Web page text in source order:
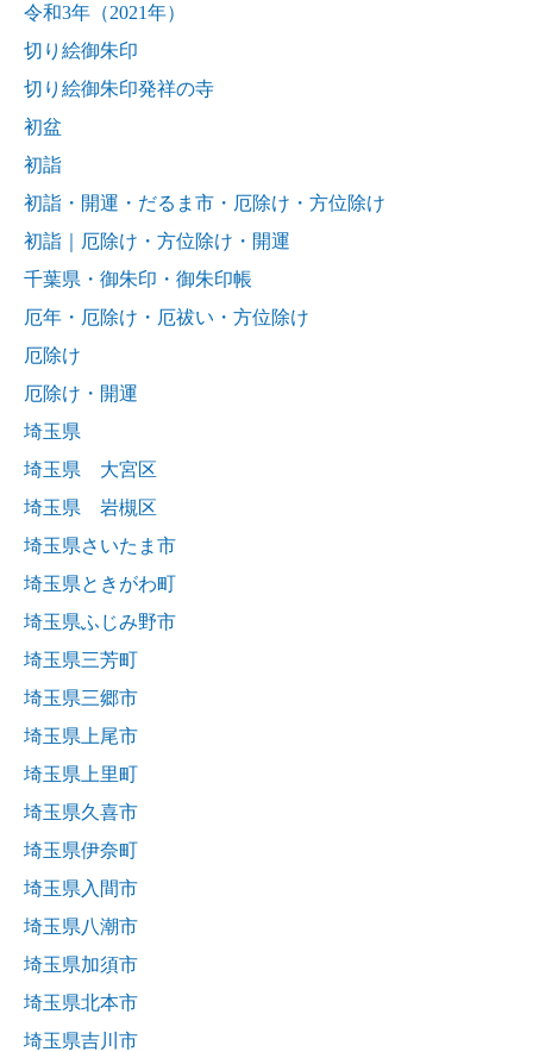
令和3年（2021年）
切り絵御朱印
切り絵御朱印発祥の寺
初盆
初詣
初詣・開運・だるま市・厄除け・方位除け
初詣｜厄除け・方位除け・開運
千葉県・御朱印・御朱印帳
厄年・厄除け・厄祓い・方位除け
厄除け
厄除け・開運
埼玉県
埼玉県 大宮区
埼玉県 岩槻区
埼玉県さいたま市
埼玉県ときがわ町
埼玉県ふじみ野市
埼玉県三芳町
埼玉県三郷市
埼玉県上尾市
埼玉県上里町
埼玉県久喜市
埼玉県伊奈町
埼玉県入間市
埼玉県八潮市
埼玉県加須市
埼玉県北本市
埼玉県吉川市